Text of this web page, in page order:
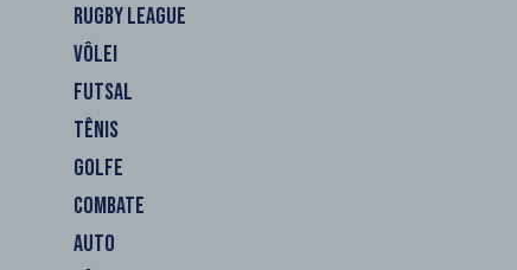
RUGBY LEAGUE
VÔLEI
FUTSAL
TÊNIS
GOLFE
COMBATE
AUTO